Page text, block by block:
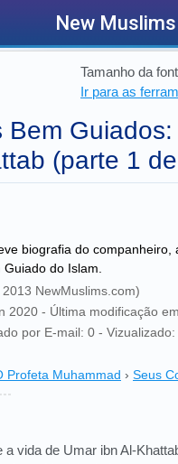
New
Tamanho da
Ir para as
Bem
(parte 1
biografia do companheiro,
do Islam.
NewMuslims.com)
2020 - Última modificação
por E-mail: 0 -
Profeta Muhammad › Seus
a vida de Umar ibn Al-